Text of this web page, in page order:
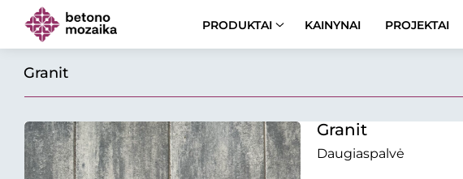
PRODUKTAI KAINYNAI PROJEKTAI
Granit
Granit
Daugiaspalvė